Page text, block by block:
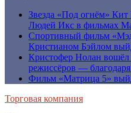
Звезда «Под огнём»
Людей Икс в фильмах
Спортивный фильм
Кристианом Бэйлом
Кристофер Нолан вошёл
режиссёров —
Фильм «Матрица 5»
Торговая компания